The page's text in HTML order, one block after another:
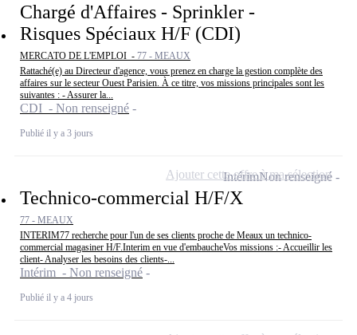
Chargé d'Affaires - Sprinkler -
Risques Spéciaux H/F (CDI)
MERCATO DE L'EMPLOI - 77 - MEAUX
Rattaché(e) au Directeur d'agence, vous prenez en charge la gestion complète des
affaires sur le secteur Ouest Parisien. À ce titre, vos missions principales sont les
suivantes : - Assurer la...
CDI - Non renseigné
Publié il y a 3 jours
Technico-commercial H/F/X
77 - MEAUX
INTERIM77 recherche pour l'un de ses clients proche de Meaux un technico-
commercial magasiner H/F.Interim en vue d'embaucheVos missions :- Accueillir les
client- Analyser les besoins des clients-...
Intérim - Non renseigné
Publié il y a 4 jours
IntérimNon renseigné
Ajouter cette offre à ma sélection